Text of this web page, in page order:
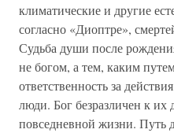
климатические и другие
согласно «Диоптре»,
Судьба души после
не богом, а тем, каким
ответственность за
люди. Бог безразличен к
повседневной жизни. Путь